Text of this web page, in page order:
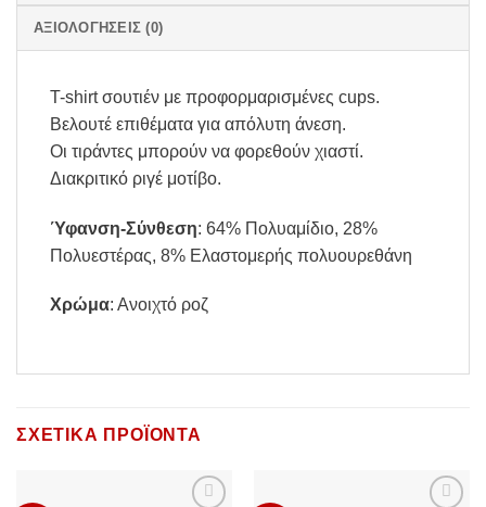
ΑΞΙΟΛΟΓΉΣΕΙΣ (0)
T-shirt σουτιέν με προφορμαρισμένες cups.
Βελουτέ επιθέματα για απόλυτη άνεση.
Οι τιράντες μπορούν να φορεθούν χιαστί.
Διακριτικό ριγέ μοτίβο.
Ύφανση-Σύνθεση: 64% Πολυαμίδιο, 28%
Πολυεστέρας, 8% Ελαστομερής πολυουρεθάνη
Χρώμα: Ανοιχτό ροζ
ΣΧΕΤΙΚΆ ΠΡΟΪΌΝΤΑ